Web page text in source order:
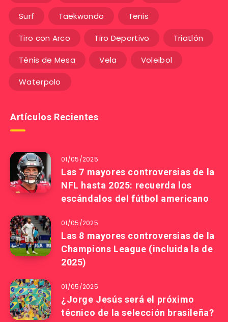
Surf Taekwondo Tenis
Tiro con Arco Tiro Deportivo Triatlón
Tênis de Mesa Vela Voleibol
Waterpolo
Artículos Recientes
01/05/2025
Las 7 mayores controversias de la
NFL hasta 2025: recuerda los
escándalos del fútbol americano
01/05/2025
Las 8 mayores controversias de la
Champions League (incluida la de
2025)
01/05/2025
¿Jorge Jesús será el próximo
técnico de la selección brasileña?